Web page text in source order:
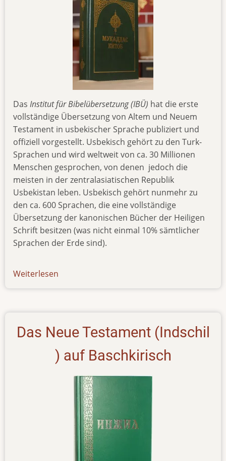
Das Institut für Bibelübersetzung (IBÜ) hat die erste
vollständige Übersetzung von Altem und Neuem
Testament in usbekischer Sprache publiziert und
offiziell vorgestellt. Usbekisch gehört zu den Turk-
Sprachen und wird weltweit von ca. 30 Millionen
Menschen gesprochen, von denen jedoch die
meisten in der zentralasiatischen Republik
Usbekistan leben. Usbekisch gehört nunmehr zu
den ca. 600 Sprachen, die eine vollständige
Übersetzung der kanonischen Bücher der Heiligen
Schrift besitzen (was nicht einmal 10% sämtlicher
Sprachen der Erde sind).
Weiterlesen
Das Neue Testament (Indschil
) auf Baschkirisch